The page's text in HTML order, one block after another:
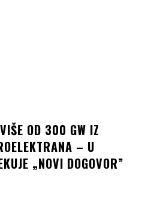
OD 300 GW IZ
– U
„NOVI DOGOVOR”